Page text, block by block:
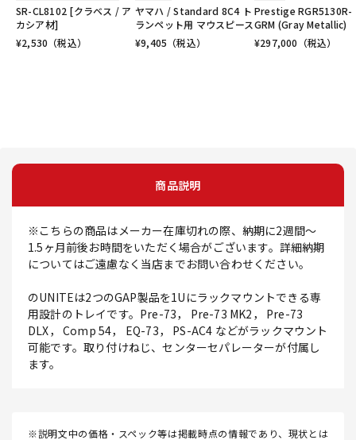
SR-CL8102 [クラベス / ア
カシア材]
¥2,530 （税込）
ヤマハ / Standard 8C4 ト
ランペット用 マウスピース
¥9,405 （税込）
Prestige RGR5130R-
GRM (Gray Metallic)
¥297,000 （税込）
商品説明
※こちらの商品はメーカー在庫切れの際、納期に2週間～
1.5ヶ月前後お時間をいただく場合がございます。詳細納期
についてはご遠慮なく当店までお問い合わせください。
のUNITEは2つのGAP製品を1Uにラックマウントできる専
用設計のトレイです。Pre-73， Pre-73 MK2， Pre-73
DLX， Comp 54， EQ-73， PS-AC4 などがラックマウント
可能です。取り付けねじ、センターセパレーターが付属し
ます。
※説明文中の価格・スペック等は掲載時点の情報であり、現状とは